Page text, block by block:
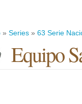
» Series » 63 Serie
Equipo